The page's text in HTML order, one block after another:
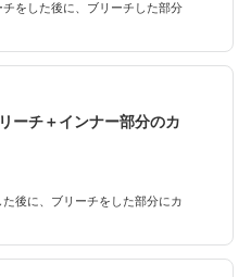
をした後に、ブリーチした部分
ーチ＋インナー部分のカ
後に、ブリーチをした部分にカ